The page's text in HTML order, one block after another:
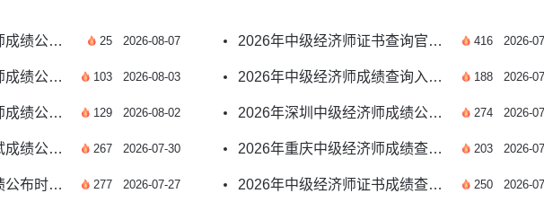
2026年北京中级经济师成绩公布时间及查分攻略 25 2026-08-07
北京2026年中级经济师成绩公布时间及查分攻略 103 2026-08-03
2026年北京中级经济师成绩公布时间及查分攻略汇总 129 2026-08-02
2026年中级经济师考试成绩公布时间及查分指南 267 2026-07-30
2026年中级经济师成绩公布时间及查分攻略汇总 277 2026-07-27
2026年中级经济师证书查询官方入口及全流程指南 416 2026-
2026年中级经济师成绩查询入口会有变化吗？新解读 188 2026-
2026年深圳中级经济师成绩公布时间及查询安排汇总 274 2026-
2026年重庆中级经济师成绩查询官方入口及注意事项 203 2026-
2026年中级经济师证书成绩查询时间官方确定了没 250 2026-